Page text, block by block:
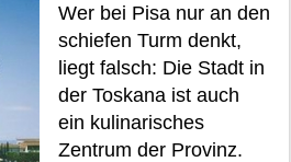
Wer bei Pisa nur an den
schiefen Turm denkt,
liegt falsch: Die Stadt in
der Toskana ist auch
ein kulinarisches
Zentrum der Provinz.